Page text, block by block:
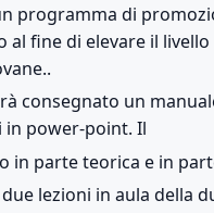
programma di
al fine di elevare il
consegnato un
in power-point. Il
in parte teorica e in
lezioni in aula della